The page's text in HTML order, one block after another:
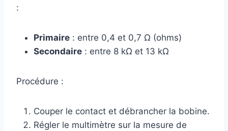
:
Primaire : entre 0,4 et 0,7 Ω (ohms)
Secondaire : entre 8 kΩ et 13 kΩ
Procédure :
Couper le contact et débrancher la bobine.
Régler le multimètre sur la mesure de